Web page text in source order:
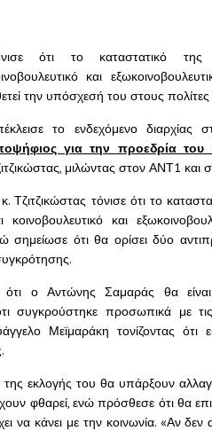
ότι το καταστατικό
και
την υπόσχεσή του στους
το ενδεχόμενο διαρχίας
για την προεδρία του
μιλώντας στον ΑΝΤ1 και
Τζιτζικώστας τόνισε ότι το
κοινοβουλευτικό και
σημείωσε ότι θα ορίσει δύο
ότι ο Αντώνης Σαμαράς θα
συγκρούστηκε προσωπικά με
Μεϊμαράκη τονίζοντας ότι
της εκλογής του θα υπάρξουν
φθαρεί, ενώ πρόσθεσε ότι θα
κάνει με την κοινωνία. «Αν δεν